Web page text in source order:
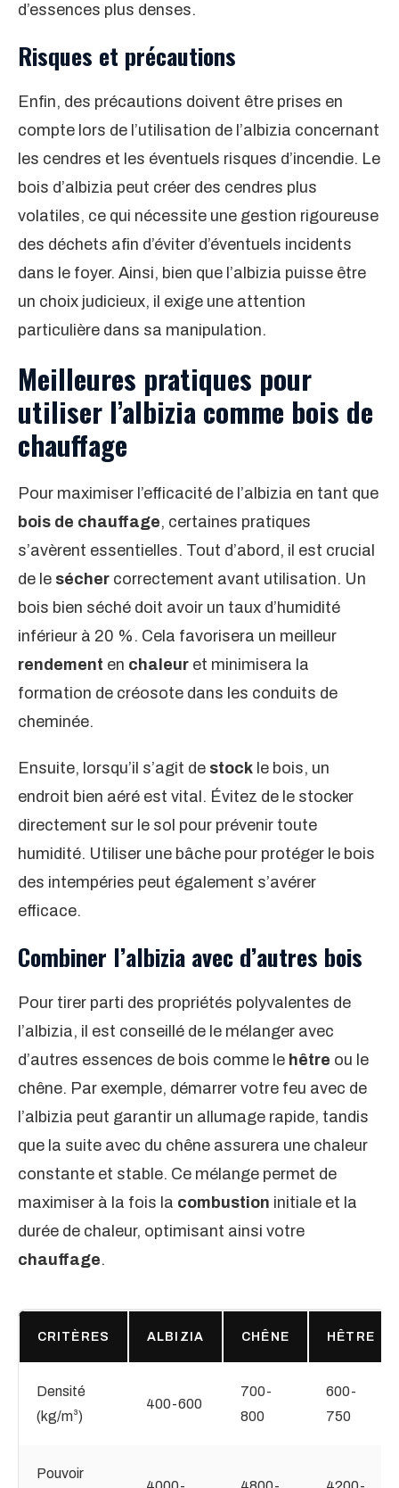
d’essences plus denses.
Risques et précautions
Enfin, des précautions doivent être prises en
compte lors de l’utilisation de l’albizia concernant
les cendres et les éventuels risques d’incendie. Le
bois d’albizia peut créer des cendres plus
volatiles, ce qui nécessite une gestion rigoureuse
des déchets afin d’éviter d’éventuels incidents
dans le foyer. Ainsi, bien que l’albizia puisse être
un choix judicieux, il exige une attention
particulière dans sa manipulation.
Meilleures pratiques pour
utiliser l’albizia comme bois de
chauffage
Pour maximiser l’efficacité de l’albizia en tant que
bois de chauffage, certaines pratiques
s’avèrent essentielles. Tout d’abord, il est crucial
de le sécher correctement avant utilisation. Un
bois bien séché doit avoir un taux d’humidité
inférieur à 20 %. Cela favorisera un meilleur
rendement en chaleur et minimisera la
formation de créosote dans les conduits de
cheminée.
Ensuite, lorsqu’il s’agit de stock le bois, un
endroit bien aéré est vital. Évitez de le stocker
directement sur le sol pour prévenir toute
humidité. Utiliser une bâche pour protéger le bois
des intempéries peut également s’avérer
efficace.
Combiner l’albizia avec d’autres bois
Pour tirer parti des propriétés polyvalentes de
l’albizia, il est conseillé de le mélanger avec
d’autres essences de bois comme le hêtre ou le
chêne. Par exemple, démarrer votre feu avec de
l’albizia peut garantir un allumage rapide, tandis
que la suite avec du chêne assurera une chaleur
constante et stable. Ce mélange permet de
maximiser à la fois la combustion initiale et la
durée de chaleur, optimisant ainsi votre
chauffage.
CRITÈRES ALBIZIA CHÊNE HÊTRE
Densité
(kg/m³)
400-600
700-
800
600-
750
Pouvoir